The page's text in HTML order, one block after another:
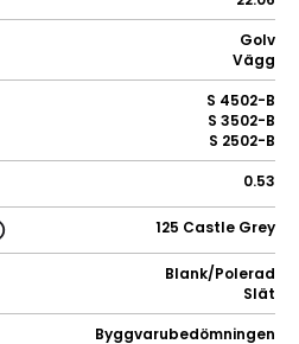
Golv
Vägg
S 4502-B
S 3502-B
S 2502-B
0.53
125 Castle Grey
Blank/Polerad
Slät
Byggvarubedömningen